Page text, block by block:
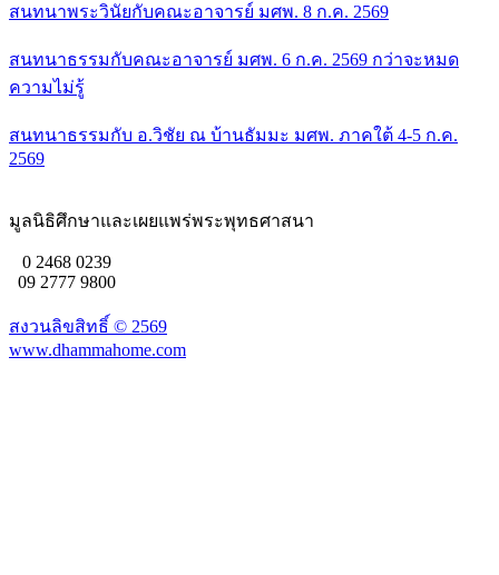
สนทนาพระวินัยกับคณะอาจารย์ มศพ. 8 ก.ค. 2569
สนทนาธรรมกับคณะอาจารย์ มศพ. 6 ก.ค. 2569 กว่าจะหมด
ความไม่รู้
สนทนาธรรมกับ อ.วิชัย ณ บ้านธัมมะ มศพ. ภาคใต้ 4-5 ก.ค.
2569
มูลนิธิศึกษาและเผยแพร่พระพุทธศาสนา
0 2468 0239
09 2777 9800
สงวนลิขสิทธิ์ © 2569
www.dhammahome.com